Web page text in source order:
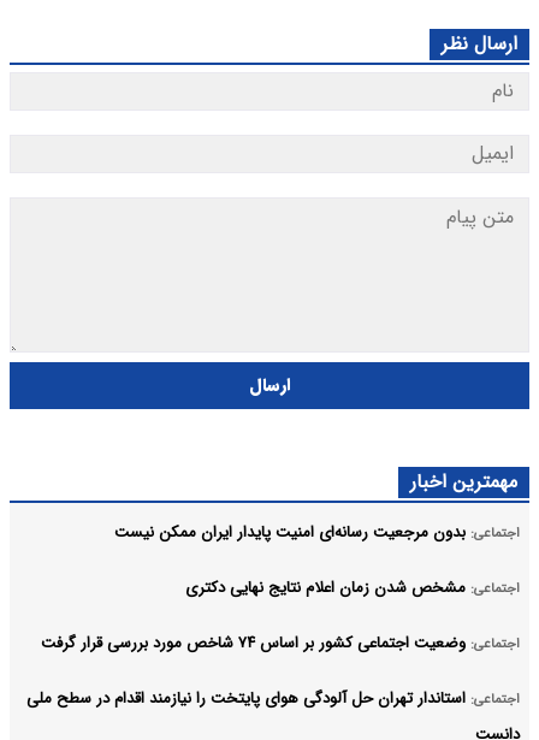
ارسال نظر
ارسال
مهمترین اخبار
اجتماعی: بدون مرجعیت رسانه‌ای امنیت پایدار ایران ممکن نیست
اجتماعی: مشخص شدن زمان اعلام نتایج نهایی دکتری
اجتماعی: وضعیت اجتماعی کشور بر اساس ۷۴ شاخص مورد بررسی قرار گرفت
اجتماعی: استاندار تهران حل آلودگی هوای پایتخت را نیازمند اقدام در سطح ملی
دانست